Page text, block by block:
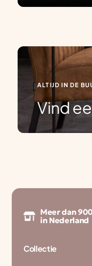
ALTIJD IN DE
Vind
Meer dan
in Nederland
Collectie